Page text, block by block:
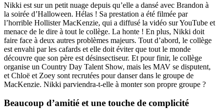
Nikki est sur un petit nuage depuis qu’elle a dansé avec Brandon à
la soirée d’Halloween. Hélas ! Sa prestation a été filmée par
l’horrible Hollister MacKenzie, qui a diffusé la vidéo sur YouTube et
menace de le dire à tout le collège. La honte ! En plus, Nikki doit
faire face à deux autres problèmes majeurs. Tout d’abord, le collège
est envahi par les cafards et elle doit éviter que tout le monde
découvre que son père est désinsectiseur. Et pour finir, le collège
organise un Country Day Talent Show, mais les MAV se disputent,
et Chloë et Zoey sont recrutées pour danser dans le groupe de
MacKenzie. Nikki parviendra-t-elle à monter son propre groupe ?
Beaucoup d’amitié et une touche de complicité